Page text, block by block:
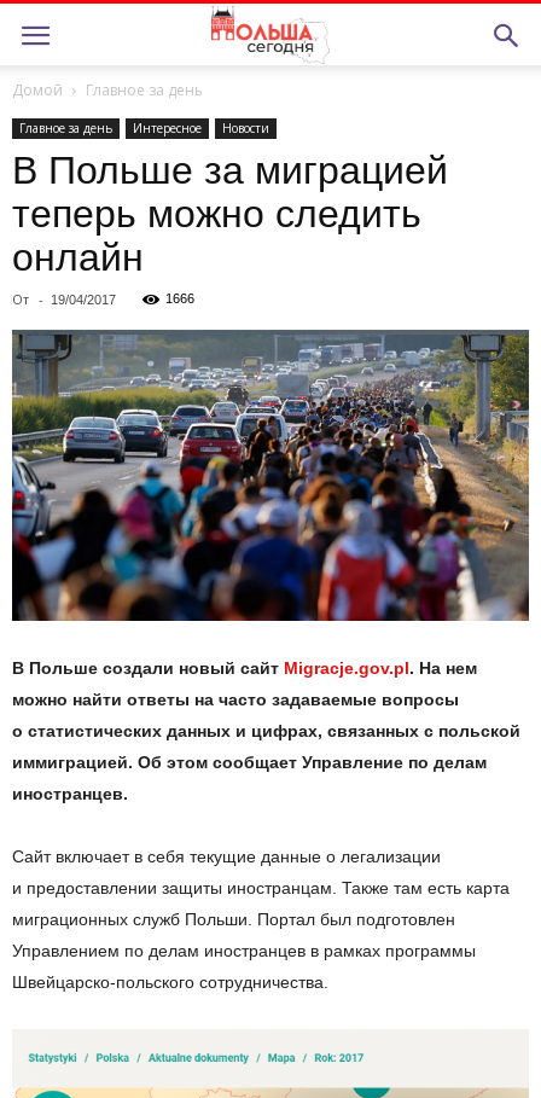
Домой Главное за день
Главное за день Интересное Новости
В Польше за миграцией
теперь можно следить
онлайн
От - 19/04/2017 1666
В Польше создали новый сайт Migracje.gov.pl. На нем
можно найти ответы на часто задаваемые вопросы
о статистических данных и цифрах, связанных с польской
иммиграцией. Об этом сообщает Управление по делам
иностранцев.
Сайт включает в себя текущие данные о легализации
и предоставлении защиты иностранцам. Также там есть карта
миграционных служб Польши. Портал был подготовлен
Управлением по делам иностранцев в рамках программы
Швейцарско-польского сотрудничества.